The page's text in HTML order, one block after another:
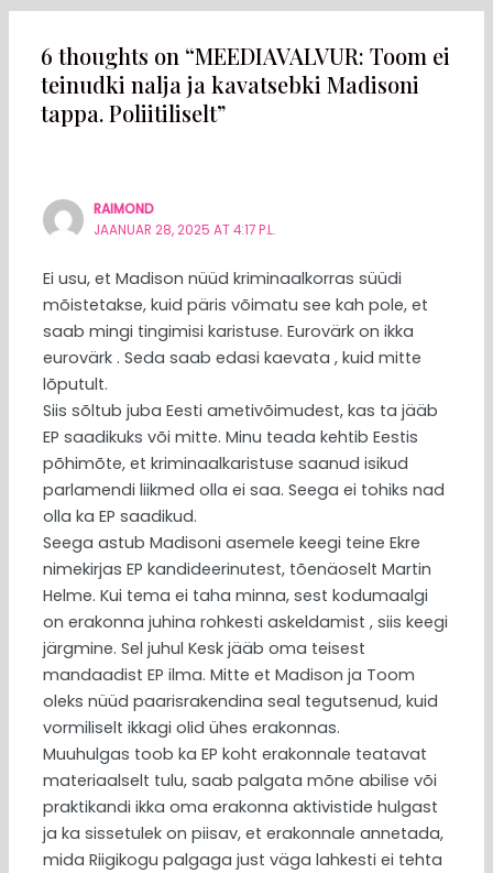
6 thoughts on “MEEDIAVALVUR: Toom ei
teinudki nalja ja kavatsebki Madisoni
tappa. Poliitiliselt”
RAIMOND
JAANUAR 28, 2025 AT 4:17 P.L.
Ei usu, et Madison nüüd kriminaalkorras süüdi
mõistetakse, kuid päris võimatu see kah pole, et
saab mingi tingimisi karistuse. Eurovärk on ikka
eurovärk . Seda saab edasi kaevata , kuid mitte
lõputult.
Siis sõltub juba Eesti ametivõimudest, kas ta jääb
EP saadikuks või mitte. Minu teada kehtib Eestis
põhimõte, et kriminaalkaristuse saanud isikud
parlamendi liikmed olla ei saa. Seega ei tohiks nad
olla ka EP saadikud.
Seega astub Madisoni asemele keegi teine Ekre
nimekirjas EP kandideerinutest, tõenäoselt Martin
Helme. Kui tema ei taha minna, sest kodumaalgi
on erakonna juhina rohkesti askeldamist , siis keegi
järgmine. Sel juhul Kesk jääb oma teisest
mandaadist EP ilma. Mitte et Madison ja Toom
oleks nüüd paarisrakendina seal tegutsenud, kuid
vormiliselt ikkagi olid ühes erakonnas.
Muuhulgas toob ka EP koht erakonnale teatavat
materiaalselt tulu, saab palgata mõne abilise või
praktikandi ikka oma erakonna aktivistide hulgast
ja ka sissetulek on piisav, et erakonnale annetada,
mida Riigikogu palgaga just väga lahkesti ei tehta